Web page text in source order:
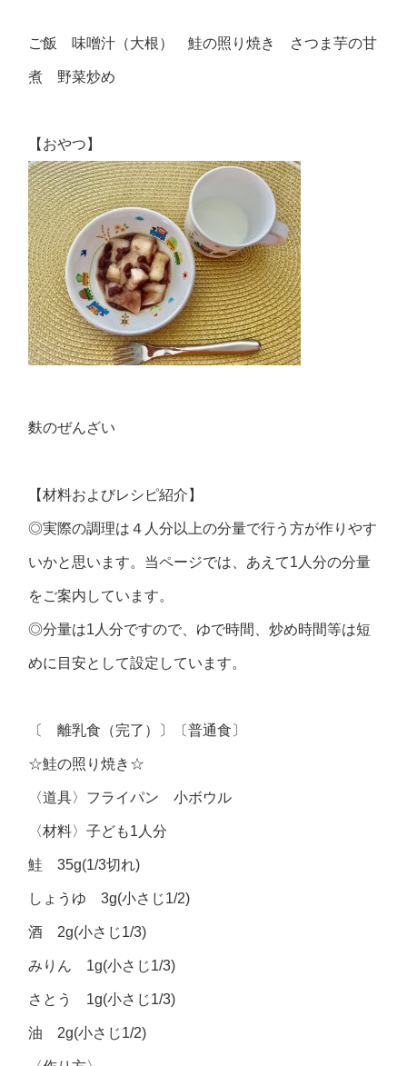
ご飯 味噌汁（大根） 鮭の照り焼き さつま芋の甘
煮 野菜炒め
【おやつ】
麩のぜんざい
【材料およびレシピ紹介】
◎実際の調理は４人分以上の分量で行う方が作りやす
いかと思います。当ページでは、あえて1人分の分量
をご案内しています。
◎分量は1人分ですので、ゆで時間、炒め時間等は短
めに目安として設定しています。
〔 離乳食（完了）〕〔普通食〕
☆鮭の照り焼き☆
〈道具〉フライパン 小ボウル
〈材料〉子ども1人分
鮭 35g(1/3切れ)
しょうゆ 3g(小さじ1/2)
酒 2g(小さじ1/3)
みりん 1g(小さじ1/3)
さとう 1g(小さじ1/3)
油 2g(小さじ1/2)